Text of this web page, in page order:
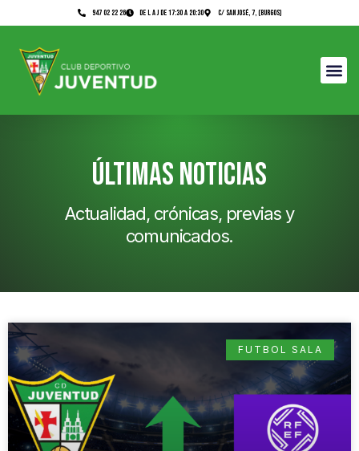
947 02 22 26 DE L A J De 17:30 a 20:30 C/ San José, 7, (Burgos)
últimas noticias
Actualidad, crónicas, previas y
comunicados.
FUTBOL SALA